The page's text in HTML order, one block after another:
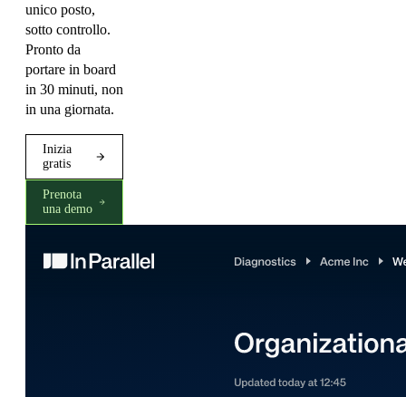
unico posto,
sotto controllo.
Pronto da
portare in board
in 30 minuti, non
in una giornata.
Inizia
gratis
Prenota
una demo